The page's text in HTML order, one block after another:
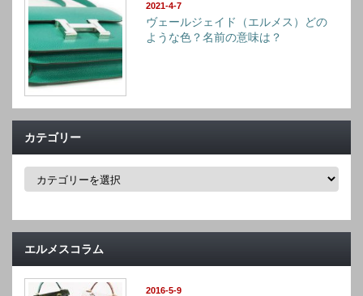
2021-4-7
ヴェールジェイド（エルメス）どの
ような色？名前の意味は？
カテゴリー
カ
ー
エルメスコラム
2016-5-9